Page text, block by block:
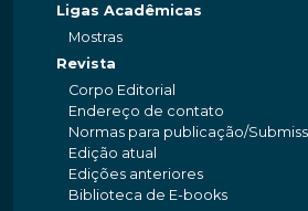
Ligas Acadêmicas
Mostras
Revista
Corpo Editorial
Endereço de contato
Normas para publicação/
Edição atual
Edições anteriores
Biblioteca de E-books